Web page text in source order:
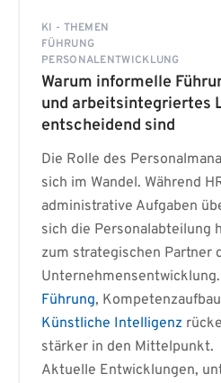
KI - THEMEN
FÜHRUNG
PERSONALENTWICKLUNG
Warum informelle
und arbeitsintegriertes
entscheidend sind
Die Rolle des
sich im Wandel. Während
administrative Aufgaben
sich die Personalabteilung
zum strategischen Partner
Führung,
Künstliche Intelligenz
stärker in den Mittelpunkt.
Aktuelle Entwicklungen,